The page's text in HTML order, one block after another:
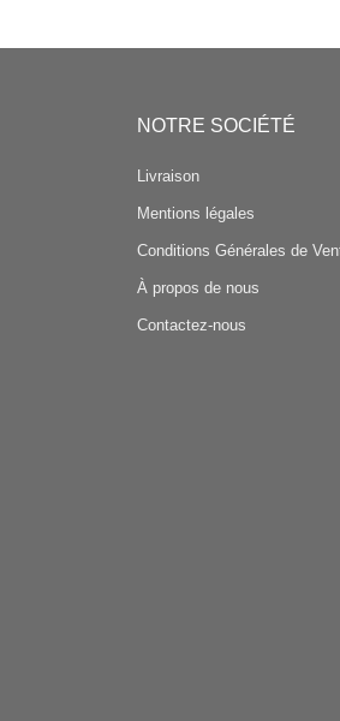
NOTRE SOCIÉTÉ
Livraison
Mentions légales
Conditions Générales de
À propos de nous
Contactez-nous